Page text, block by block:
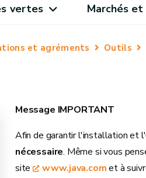
vertes Marchés
et agréments Outils
Message IMPORTANT
Afin de garantir l'installation et
nécessaire. Même si vous
site
www.java.comet à